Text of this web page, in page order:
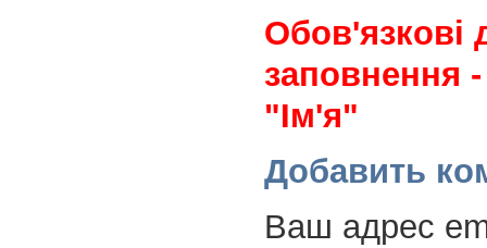
Обов'язкові
заповнення
"Ім'я"
Добавить
Ваш адрес